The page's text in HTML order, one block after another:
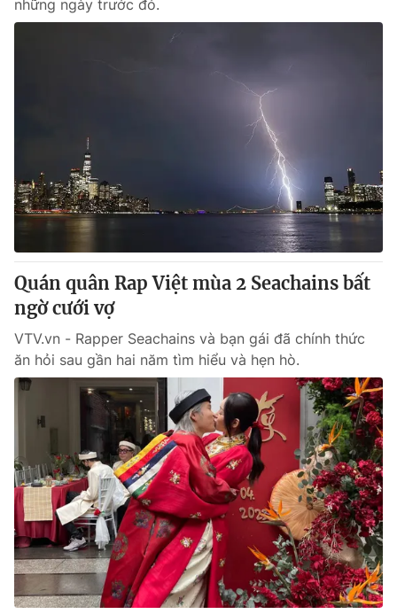
những ngày trước đó.
Quán quân Rap Việt mùa 2 Seachains bất
ngờ cưới vợ
VTV.vn - Rapper Seachains và bạn gái đã chính thức
ăn hỏi sau gần hai năm tìm hiểu và hẹn hò.